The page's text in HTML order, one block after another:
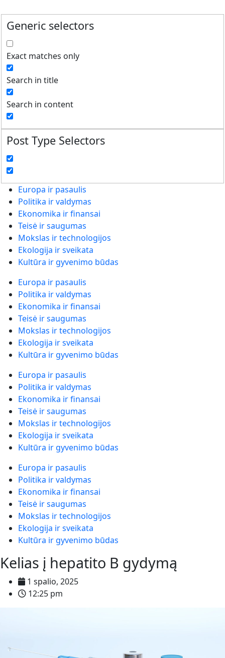
Generic selectors
Exact matches only
Search in title
Search in content
Post Type Selectors
Europa ir pasaulis
Politika ir valdymas
Ekonomika ir finansai
Teisė ir saugumas
Mokslas ir technologijos
Ekologija ir sveikata
Kultūra ir gyvenimo būdas
Europa ir pasaulis
Politika ir valdymas
Ekonomika ir finansai
Teisė ir saugumas
Mokslas ir technologijos
Ekologija ir sveikata
Kultūra ir gyvenimo būdas
Europa ir pasaulis
Politika ir valdymas
Ekonomika ir finansai
Teisė ir saugumas
Mokslas ir technologijos
Ekologija ir sveikata
Kultūra ir gyvenimo būdas
Europa ir pasaulis
Politika ir valdymas
Ekonomika ir finansai
Teisė ir saugumas
Mokslas ir technologijos
Ekologija ir sveikata
Kultūra ir gyvenimo būdas
Kelias į hepatito B gydymą
1 spalio, 2025
12:25 pm